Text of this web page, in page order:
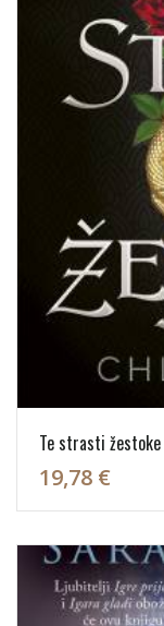
Te strasti žestoke
19,78 €